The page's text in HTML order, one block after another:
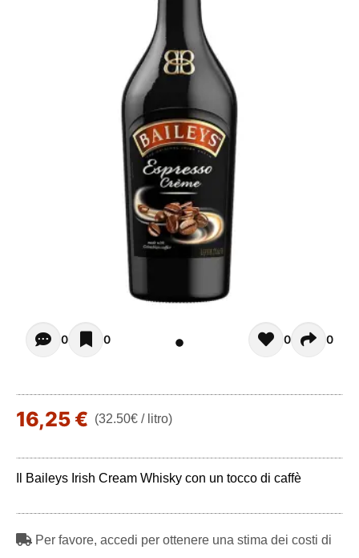
Opiniones - In questo momento non ci sono commenti.
0 0 0 0
16,25 € (32.50€ / litro)
Il Baileys Irish Cream Whisky con un tocco di caffè
Per favore, accedi per ottenere una stima dei costi di